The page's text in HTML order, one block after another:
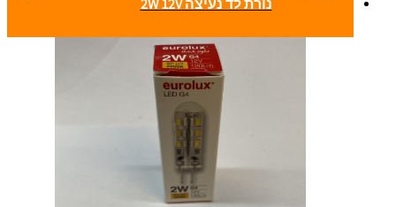
נורת לד נעיצה 2W 12V